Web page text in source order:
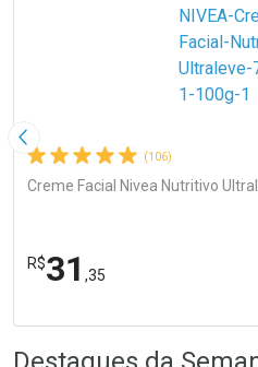
Imagem Anterior
(106)
Creme Facial Nivea Nutritivo
R$31 ,35
Laboratório
Por Menos